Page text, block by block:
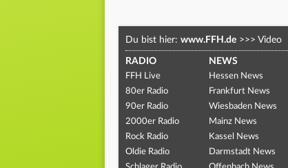
Du bist hier: www.FFH.de >>> Video
RADIO
FFH Live
80er Radio
90er Radio
2000er Radio
Rock Radio
Oldie Radio
NEWS
Hessen News
Frankfurt News
Wiesbaden News
Mainz News
Kassel News
Darmstadt News